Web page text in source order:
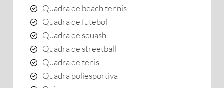
Quadra de beach tennis
Quadra de futebol
Quadra de squash
Quadra de streetball
Quadra de tenis
Quadra poliesportiva